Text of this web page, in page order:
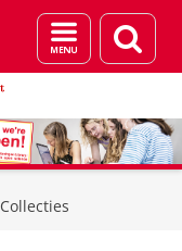
Menu
en
Collecties